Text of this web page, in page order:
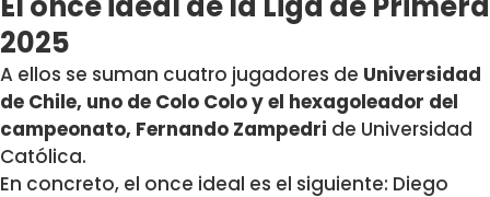
2025
A ellos se suman cuatro jugadores de Universidad
de Chile, uno de Colo Colo y el hexagoleador del
campeonato, Fernando Zampedri de Universidad
Católica.
En concreto, el once ideal es el siguiente: Diego